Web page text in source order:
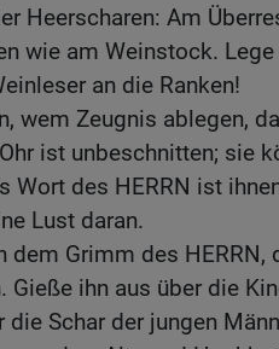
Heerscharen: Am
wie am Weinstock.
an die Ranken!
wem Zeugnis ablegen,
ist unbeschnitten; sie
Wort des HERRN ist
Lust daran.
dem Grimm des HERRN,
Gieße ihn aus über die
Schar der jungen